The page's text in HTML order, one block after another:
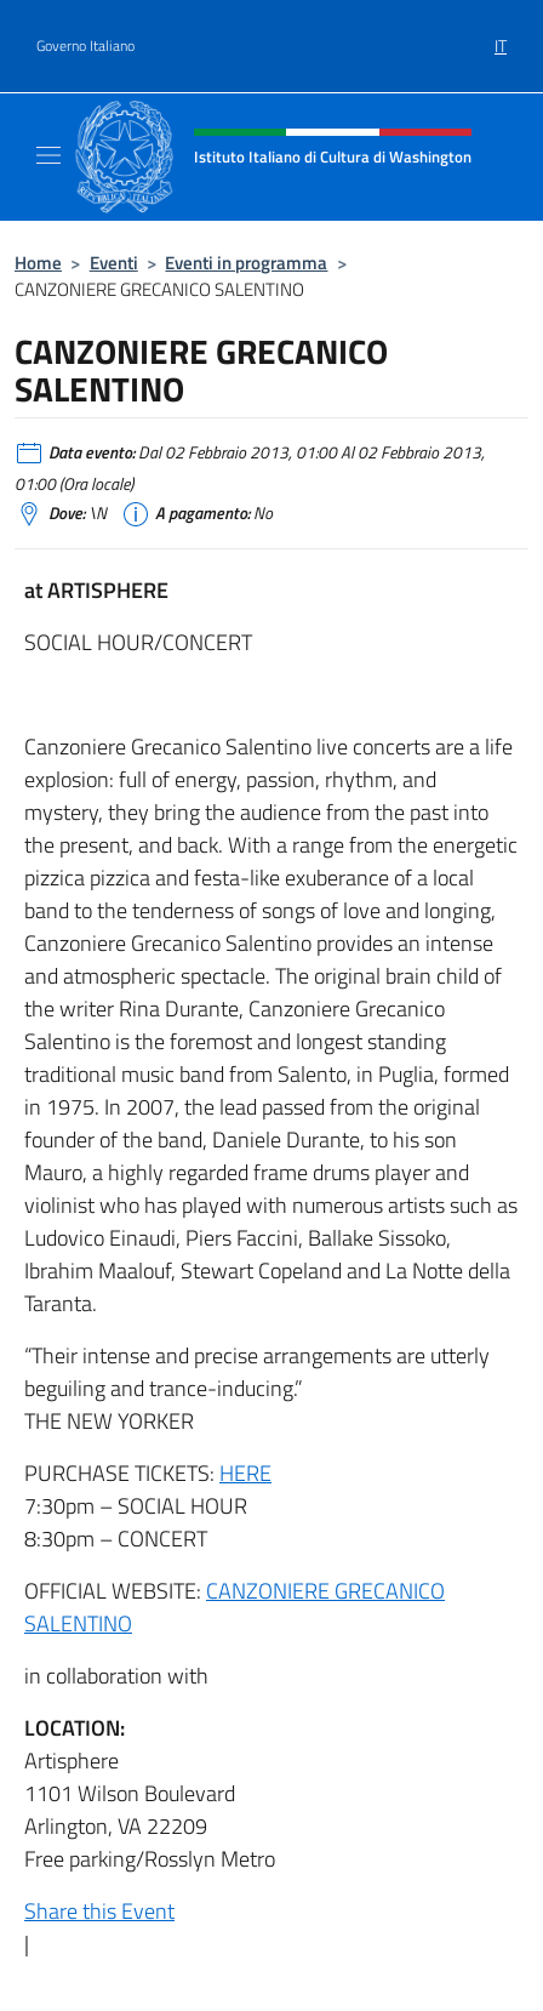
Governo Italiano IT
Intestazione sito, social e menù
Istituto Italiano di Cultura di Washington
Home > Eventi > Eventi in programma >
CANZONIERE GRECANICO SALENTINO
CANZONIERE GRECANICO
SALENTINO
Data evento:Dal 02 Febbraio 2013, 01:00 Al 02 Febbraio 2013,
01:00 (Ora locale)
Dove:\N A pagamento:No
at ARTISPHERE
SOCIAL HOUR/CONCERT
Canzoniere Grecanico Salentino live concerts are a life
explosion: full of energy, passion, rhythm, and
mystery, they bring the audience from the past into
the present, and back. With a range from the energetic
pizzica pizzica and festa-like exuberance of a local
band to the tenderness of songs of love and longing,
Canzoniere Grecanico Salentino provides an intense
and atmospheric spectacle. The original brain child of
the writer Rina Durante, Canzoniere Grecanico
Salentino is the foremost and longest standing
traditional music band from Salento, in Puglia, formed
in 1975. In 2007, the lead passed from the original
founder of the band, Daniele Durante, to his son
Mauro, a highly regarded frame drums player and
violinist who has played with numerous artists such as
Ludovico Einaudi, Piers Faccini, Ballake Sissoko,
Ibrahim Maalouf, Stewart Copeland and La Notte della
Taranta.
“Their intense and precise arrangements are utterly
beguiling and trance-inducing.”
THE NEW YORKER
PURCHASE TICKETS: HERE
7:30pm – SOCIAL HOUR
8:30pm – CONCERT
OFFICIAL WEBSITE: CANZONIERE GRECANICO
SALENTINO
in collaboration with
LOCATION:
Artisphere
1101 Wilson Boulevard
Arlington, VA 22209
Free parking/Rosslyn Metro
Share this Event
|